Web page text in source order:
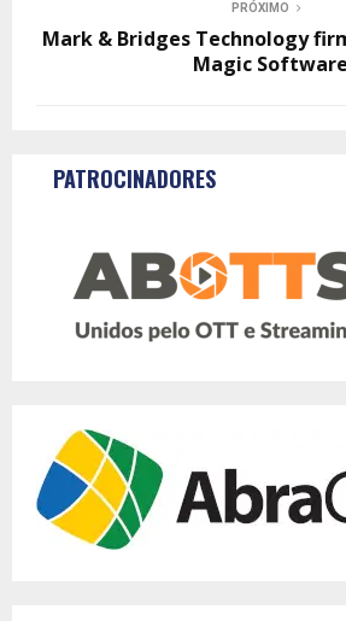
PRÓXIMO
Mark & Bridges Technology
Magic Software
PATROCINADORES